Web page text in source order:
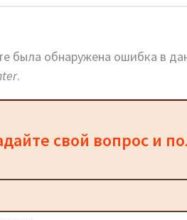
была обнаружена ошибка в
.
свой вопрос и